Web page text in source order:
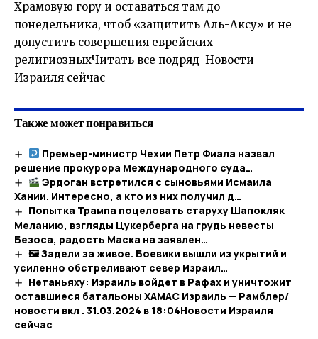
Храмовую гору и оставаться там до
понедельника, чтоб «защитить Аль-Аксу» и не
допустить совершения еврейских
религиозныхЧитать все подряд Новости
Израиля сейчас
Также может понравиться
Премьер-министр Чехии Петр Фиала назвал
решение прокурора Международного суда…
Эрдоган встретился с сыновьями Исмаила
Хании. Интересно, а кто из них получил д…
Попытка Трампа поцеловать старуху Шапокляк
Меланию, взгляды Цукерберга на грудь невесты
Безоса, радость Маска на заявлен…
🖼 Задели за живое. Боевики вышли из укрытий и
усиленно обстреливают север Израил…
Нетаньяху: Израиль войдет в Рафах и уничтожит
оставшиеся батальоны ХАМАС Израиль — Рамблер/
новости вкл . 31.03.2024 в 18:04​Новости Израиля
сейчас